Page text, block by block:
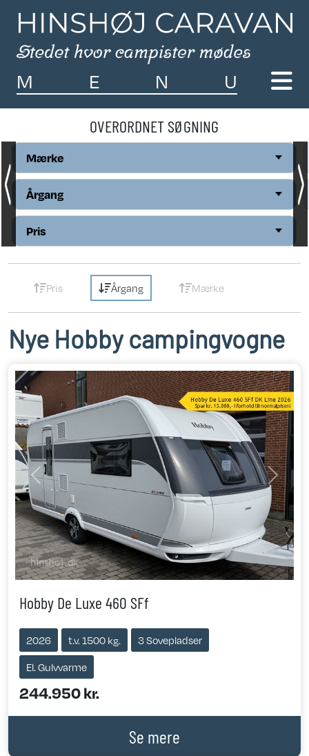
M E N U
OVERORDNET SØGNING
Mærke
Årgang
Pris
Pris Årgang Mærke
Nye Hobby campingvogne
Previous Next
Hobby De Luxe 460 SFf
2026 t.v. 1500 kg.
3 Sovepladser
El. Gulvvarme
244.950 kr.
Se mere